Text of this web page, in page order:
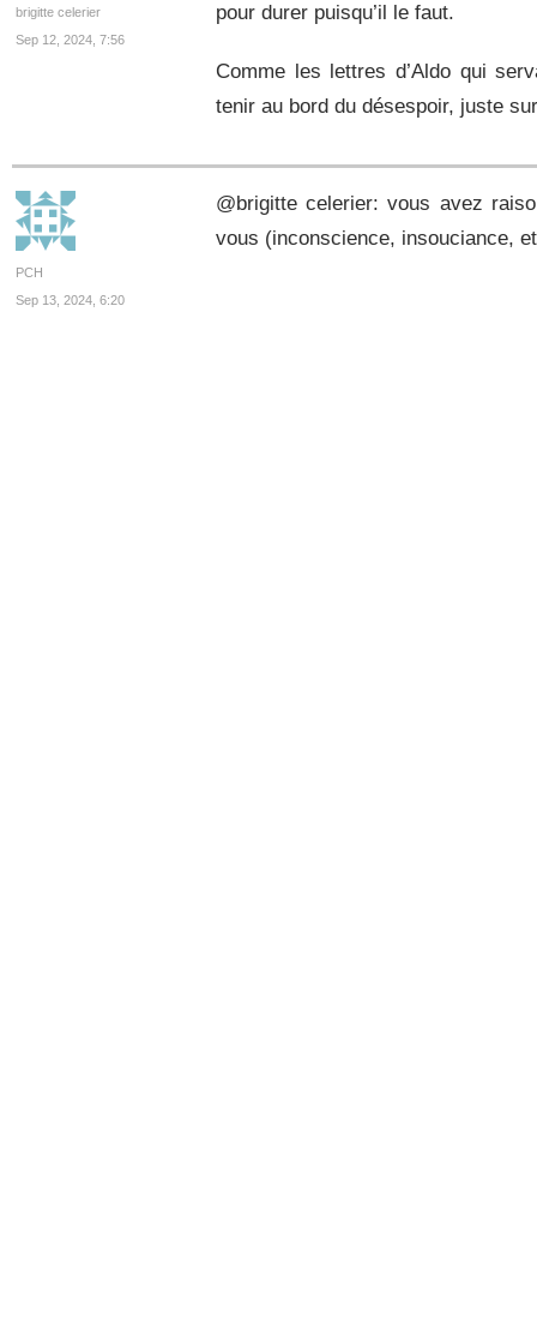
brigitte celerier
Sep 12, 2024, 7:56
pour durer puisqu’il le faut.
Comme les lettres d’Aldo qui
tenir au bord du désespoir, juste
PCH
Sep 13, 2024, 6:20
@brigitte celerier: vous avez
vous (inconscience, insouciance,